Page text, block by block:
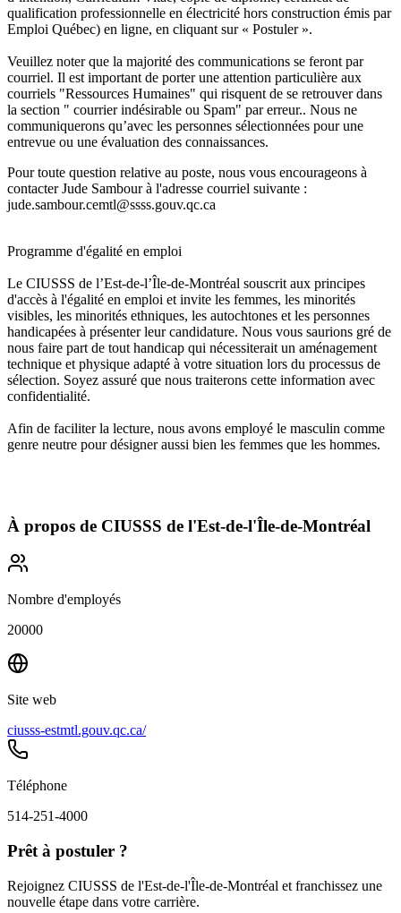
qualification professionnelle en électricité hors construction émis par
Emploi Québec) en ligne, en cliquant sur « Postuler ».
Veuillez noter que la majorité des communications se feront par
courriel. Il est important de porter une attention particulière aux
courriels "Ressources Humaines" qui risquent de se retrouver dans
la section " courrier indésirable ou Spam" par erreur.. Nous ne
communiquerons qu’avec les personnes sélectionnées pour une
entrevue ou une évaluation des connaissances.
Pour toute question relative au poste, nous vous encourageons à
contacter Jude Sambour à l'adresse courriel suivante :
jude.sambour.cemtl@ssss.gouv.qc.ca
Programme d'égalité en emploi
Le CIUSSS de l’Est-de-l’Île-de-Montréal souscrit aux principes
d'accès à l'égalité en emploi et invite les femmes, les minorités
visibles, les minorités ethniques, les autochtones et les personnes
handicapées à présenter leur candidature. Nous vous saurions gré de
nous faire part de tout handicap qui nécessiterait un aménagement
technique et physique adapté à votre situation lors du processus de
sélection. Soyez assuré que nous traiterons cette information avec
confidentialité.
Afin de faciliter la lecture, nous avons employé le masculin comme
genre neutre pour désigner aussi bien les femmes que les hommes.
À propos de CIUSSS de l'Est-de-l'Île-de-Montréal
Nombre d'employés
20000
Site web
ciusss-estmtl.gouv.qc.ca/
Téléphone
514-251-4000
Prêt à postuler ?
Rejoignez CIUSSS de l'Est-de-l'Île-de-Montréal et franchissez une
nouvelle étape dans votre carrière.